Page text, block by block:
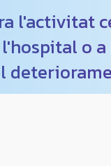
l'activitat
o